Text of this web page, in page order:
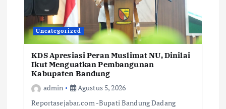
Uncategorized
KDS Apresiasi Peran Muslimat NU, Dinilai
Ikut Menguatkan Pembangunan
Kabupaten Bandung
admin
Agustus 5, 2026
Reportasejabar.com -Bupati Bandung Dadang